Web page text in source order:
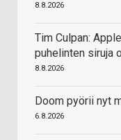
8.8.2026
Tim Culpan:
puhelinten siruja
8.8.2026
Doom pyörii nyt
6.8.2026